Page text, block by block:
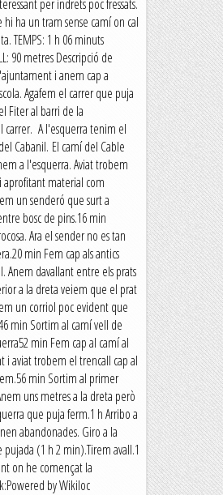
per indrets poc fressats.
hi ha un tram sense camí on cal
TEMPS: 1 h 06 minuts
90 metres Descripció de
i anem cap a
Agafem el carrer que puja
Fiter al barri de la
carrer. A l'esquerra tenim el
Cabanil. El camí del Cable
a l'esquerra. Aviat trobem
aprofitant material com
un senderó que surt a
bosc de pins.16 min
Ara el sender no es tan
min Fem cap als antics
Anem davallant entre els prats
a la dreta veiem que el prat
un corriol poc evident que
min Sortim al camí vell de
min Fem cap al camí al
i aviat trobem el trencall cap al
min Sortim al primer
uns metres a la dreta però
que puja ferm.1 h Arribo a
abandonades. Giro a la
(1 h 2 min).Tirem avall.1
on he començat la
by Wikiloc